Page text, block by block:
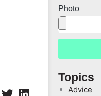
Photo
Topics
Advice